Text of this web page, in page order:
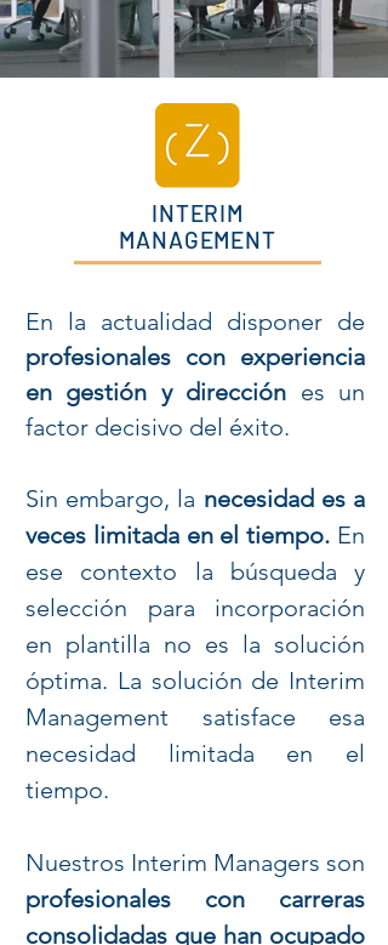
INTERIM
MANAGEMENT
En la actualidad disponer de
profesionales con experiencia
en gestión y dirección es un
factor decisivo del éxito.
Sin embargo, la necesidad es a
veces limitada en el tiempo. En
ese contexto la búsqueda y
selección para incorporación
en plantilla no es la solución
óptima. La solución de Interim
Management satisface esa
necesidad limitada en el
tiempo.
Nuestros Interim Managers son
profesionales con carreras
consolidadas que han ocupado